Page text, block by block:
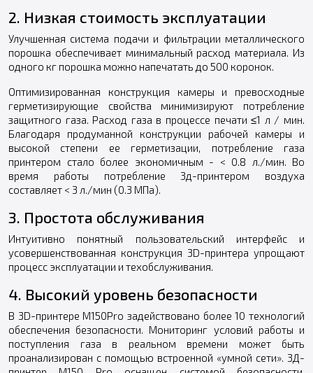
2. Низкая стоимость эксплуатации
Улучшенная система подачи и фильтрации металлического
порошка обеспечивает минимальный расход материала. Из
одного кг порошка можно напечатать до 500 коронок.
Оптимизированная конструкция камеры и превосходные
герметизирующие свойства минимизируют потребление
защитного газа. Расход газа в процессе печати ≤1 л / мин.
Благодаря продуманной конструкции рабочей камеры и
высокой степени ее герметизации, потребление газа
принтером стало более экономичным - < 0.8 л./мин. Во
время работы потребление 3д-принтером воздуха
составляет < 3 л./мин (0.3 МПа).
3. Простота обслуживания
Интуитивно понятный пользовательский интерфейс и
усовершенствованная конструкция 3D-принтера упрощают
процесс эксплуатации и техобслуживания.
4. Высокий уровень безопасности
В 3D-принтере M150Pro задействовано более 10 технологий
обеспечения безопасности. Мониторинг условий работы и
поступления газа в реальном времени может быть
проанализирован с помощью встроенной «умной сети». 3Д-